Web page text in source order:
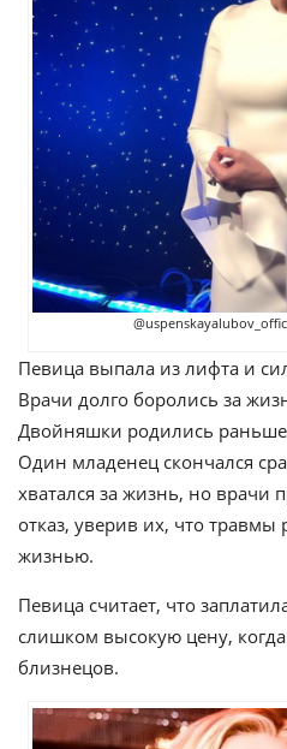
Певица выпала из лифта и
Врачи долго боролись за
Двойняшки родились
Один младенец скончался
хватался за жизнь, но врачи
отказ, уверив их, что травмы
жизнью.
Певица считает, что
слишком высокую цену,
близнецов.